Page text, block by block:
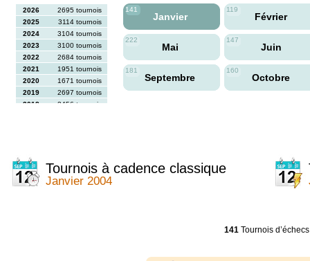
2026
2695 tournois
2025
3114 tournois
2024
3104 tournois
2023
3100 tournois
2022
2684 tournois
2021
1951 tournois
2020
1671 tournois
2019
2697 tournois
2018
2456 tournois
2013
2353 tournois
2012
2556 tournois
2011
2671 tournois
141
Janvier
119
Février
222
Mai
147
Juin
181
Septembre
160
Octobre
Tournois à cadence classique
Janvier 2004
141 Tournois d’échecs